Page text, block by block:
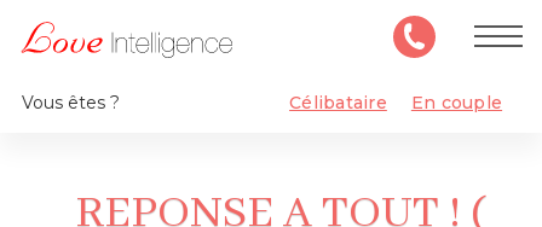
Vous êtes ? Célibataire En couple
REPONSE A TOUT ! (